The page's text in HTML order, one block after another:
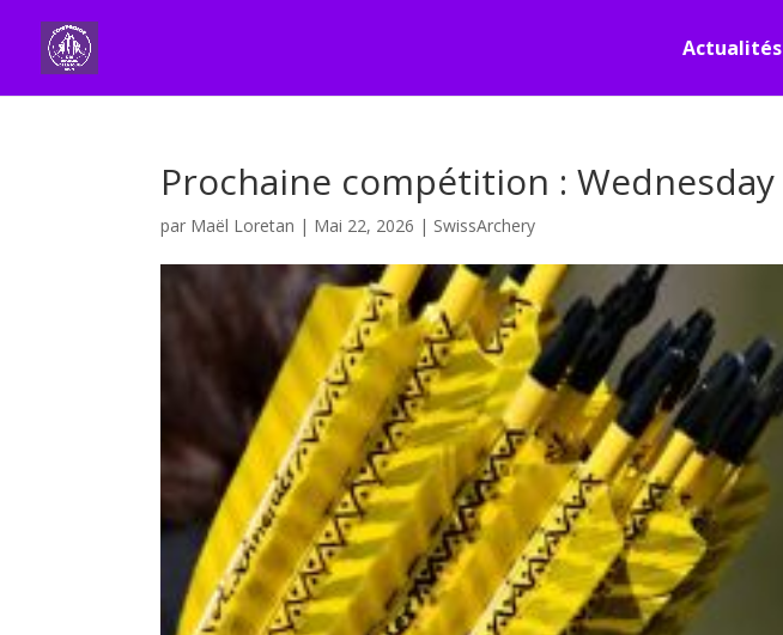
Actualités
Prochaine compétition : Wednesday
par Maël Loretan | Mai 22, 2026 | SwissArchery